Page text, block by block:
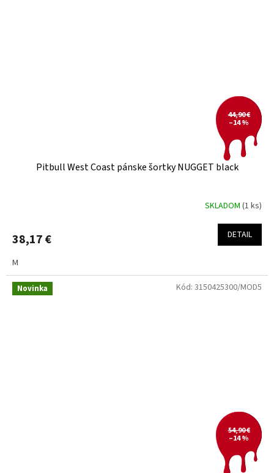
44,90 €
–14 %
Pitbull West Coast pánske šortky NUGGET black
SKLADOM (1 ks)
38,17 € DETAIL
M
Novinka
54,90 €
–14 %
Kód: 3150425300/MOD5